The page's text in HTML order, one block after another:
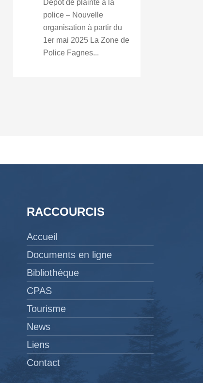
Dépôt de plainte à la
police – Nouvelle
organisation à partir du
1er mai 2025 La Zone de
Police Fagnes...
RACCOURCIS
Accueil
Documents en ligne
Bibliothèque
CPAS
Tourisme
News
Liens
Contact